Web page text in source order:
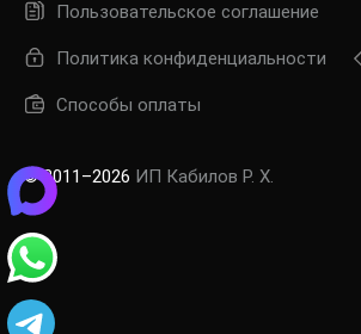
Пользовательское соглашение
Политика конфиденциальности
Способы оплаты
© 2011–2026 ИП Кабилов Р. Х.